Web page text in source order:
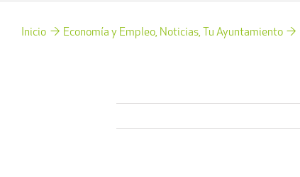
Inicio Economía y Empleo Noticias Tu Ayuntamiento